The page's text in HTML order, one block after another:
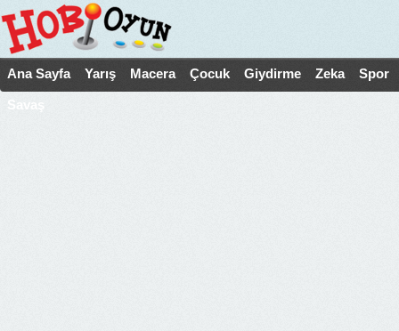
Ana Sayfa Yarış Macera Çocuk Giydirme Zeka Spor